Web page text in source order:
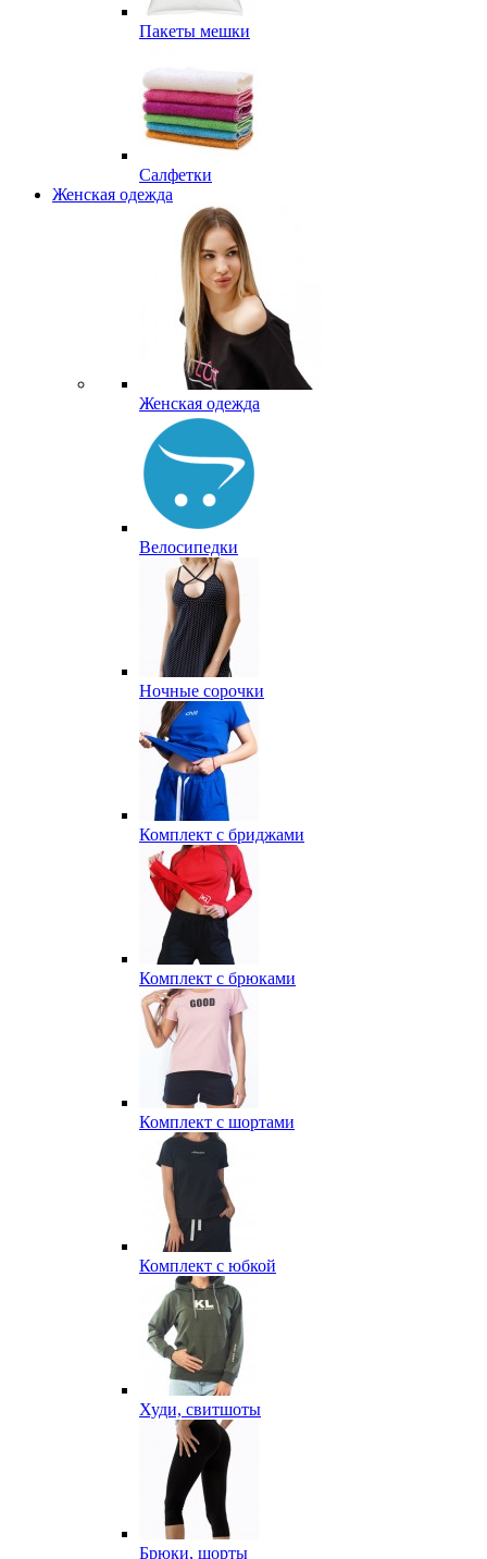
Пакеты мешки
Салфетки
Женская одежда
Женская одежда
Велосипедки
Ночные сорочки
Комплект с бриджами
Комплект с брюками
Комплект с шортами
Комплект с юбкой
Худи, свитшоты
Брюки, шорты